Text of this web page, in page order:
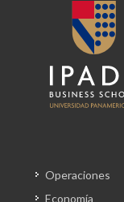
Operaciones
Economía